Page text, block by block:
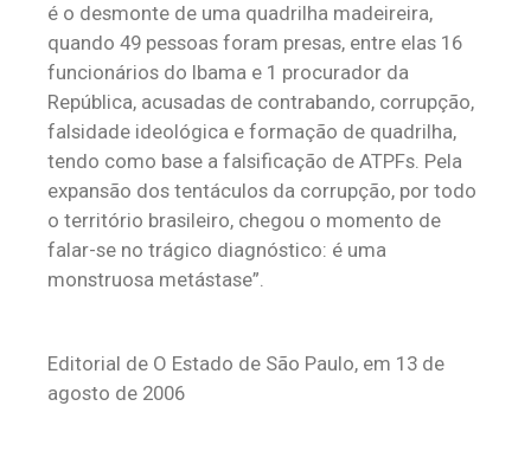
é o desmonte de uma quadrilha madeireira,
quando 49 pessoas foram presas, entre elas 16
funcionários do Ibama e 1 procurador da
República, acusadas de contrabando, corrupção,
falsidade ideológica e formação de quadrilha,
tendo como base a falsificação de ATPFs. Pela
expansão dos tentáculos da corrupção, por todo
o território brasileiro, chegou o momento de
falar-se no trágico diagnóstico: é uma
monstruosa metástase”.
Editorial de O Estado de São Paulo, em 13 de
agosto de 2006